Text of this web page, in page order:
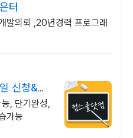
터
발의뢰 ,20년경력 프로그래
신청&결
, 단기완성,
가능